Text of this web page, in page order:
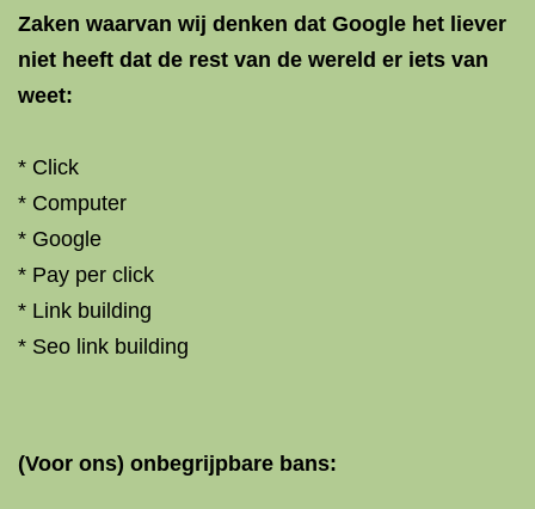
Zaken waarvan wij denken dat Google het liever
niet heeft dat de rest van de wereld er iets van
weet:
* Click
* Computer
* Google
* Pay per click
* Link building
* Seo link building
(Voor ons) onbegrijpbare bans: